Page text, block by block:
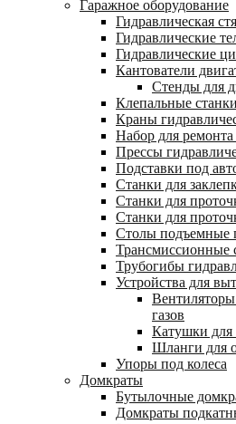
Гаражное оборудование
Гидравлическая
Гидравлические
Гидравлические
Кантователи
Стенды для
Клепальные станки
Краны
Набор для ремонта
Прессы
Подставки под
Станки для
Станки для
Станки для
Столы подъемные
Трансмиссионные
Трубогибы
Устройства для
газов
Катушки для
Шланги для
Упоры под колеса
Домкраты
Бутылочные
Домкраты